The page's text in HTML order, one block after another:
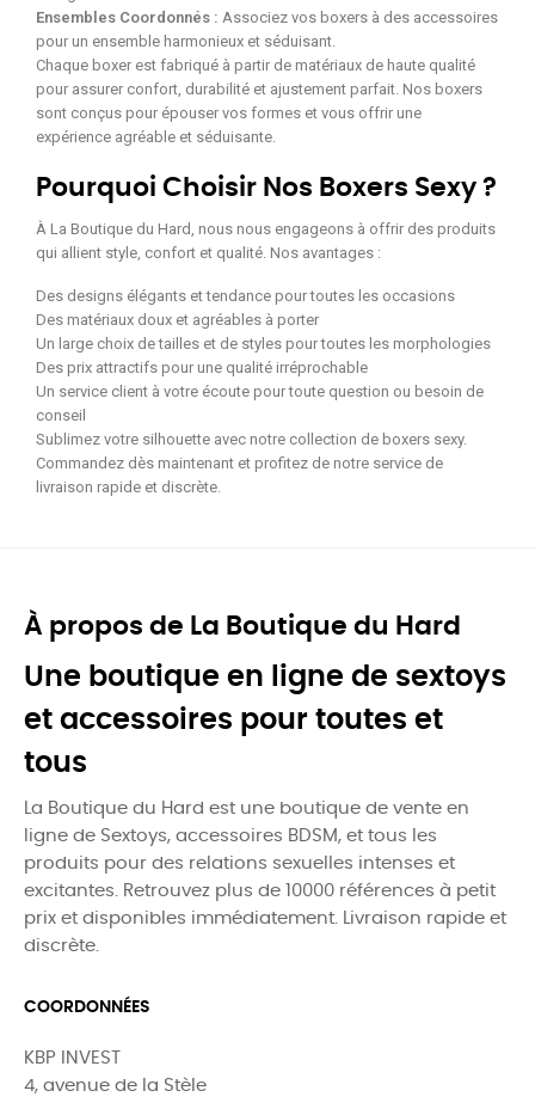
Ensembles Coordonnés : Associez vos boxers à des accessoires
pour un ensemble harmonieux et séduisant.
Chaque boxer est fabriqué à partir de matériaux de haute qualité
pour assurer confort, durabilité et ajustement parfait. Nos boxers
sont conçus pour épouser vos formes et vous offrir une
expérience agréable et séduisante.
Pourquoi Choisir Nos Boxers Sexy ?
À La Boutique du Hard, nous nous engageons à offrir des produits
qui allient style, confort et qualité. Nos avantages :
Des designs élégants et tendance pour toutes les occasions
Des matériaux doux et agréables à porter
Un large choix de tailles et de styles pour toutes les morphologies
Des prix attractifs pour une qualité irréprochable
Un service client à votre écoute pour toute question ou besoin de
conseil
Sublimez votre silhouette avec notre collection de boxers sexy.
Commandez dès maintenant et profitez de notre service de
livraison rapide et discrète.
À propos de La Boutique du Hard
Une boutique en ligne de sextoys
et accessoires pour toutes et
tous
La Boutique du Hard est une boutique de vente en
ligne de Sextoys, accessoires BDSM, et tous les
produits pour des relations sexuelles intenses et
excitantes. Retrouvez plus de 10000 références à petit
prix et disponibles immédiatement. Livraison rapide et
discrète.
COORDONNÉES
KBP INVEST
4, avenue de la Stèle